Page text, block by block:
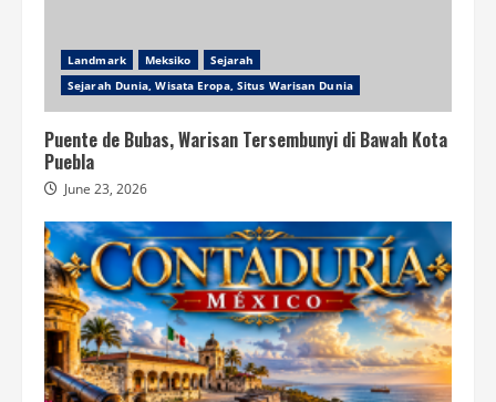
Landmark Meksiko
Sejarah
Sejarah Dunia, Wisata Eropa, Situs Warisan Dunia
Puente de Bubas, Warisan Tersembunyi di Bawah Kota
Puebla
June 23, 2026